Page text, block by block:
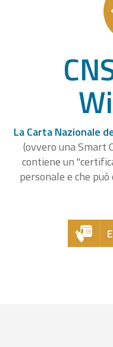
La Carta Nazionale
(ovvero una Smart
contiene un
personale e che